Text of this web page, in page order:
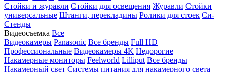
Стойки и журавли Стойки для освещения Журавли Стойки
универсальные Штанги, перекладины Ролики для стоек Си-
Стенды
Видеосъемка Все
Видеокамеры Panasonic Все бренды Full HD
Профессиональные Видеокамеры 4K Недорогие
Накамерные мониторы Feelworld Lilliput Все бренды
Накамерный свет Системы питания для накамерного света